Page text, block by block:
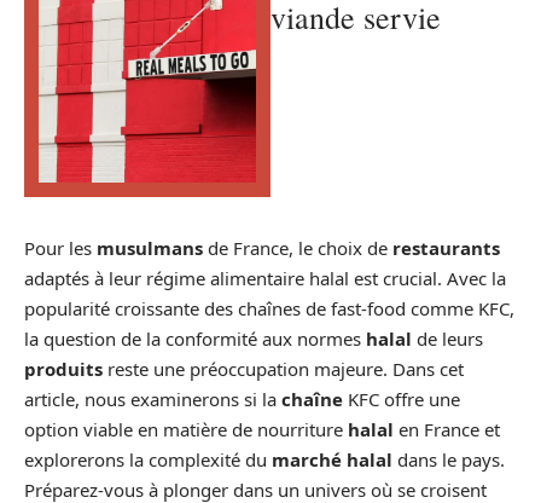
viande servie
Pour les musulmans de France, le choix de restaurants
adaptés à leur régime alimentaire halal est crucial. Avec la
popularité croissante des chaînes de fast-food comme KFC,
la question de la conformité aux normes halal de leurs
produits reste une préoccupation majeure. Dans cet
article, nous examinerons si la chaîne KFC offre une
option viable en matière de nourriture halal en France et
explorerons la complexité du marché halal dans le pays.
Préparez-vous à plonger dans un univers où se croisent